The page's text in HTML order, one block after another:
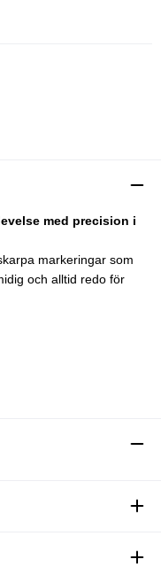
med precision i
markeringar som
och alltid redo för